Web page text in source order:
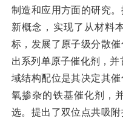
制造和应用方面的研究
新概念，实现了从材料
标，发展了原子级分散
出系列单原子催化剂，
域结构配位是其决定其
氧掺杂的铁基催化剂，
选。提出了双位点共吸